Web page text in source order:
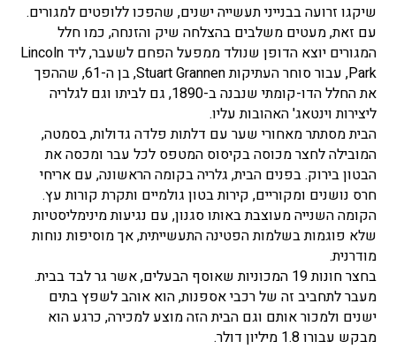
שיקגו זרועה בבנייני תעשייה ישנים, שהפכו ללופטים למגורים.
עם זאת, מעטים משלבים בהצלחה שיק והזנחה, כמו חלל
המגורים יוצא הדופן שנולד ממפעל הפחם לשעבר, ליד Lincoln
Park, עבור סוחר העתיקות Stuart Grannen, בן ה-61, שההפך
את החלל הדו-קומתי שנבנה ב-1890, גם לביתו וגם לגלריה
ליצירות וינטאג' האהובות עליו.
הבית מסתתר מאחורי שער עם דלתות פלדה גדולות, בסמטה,
המובילה לחצר מכוסה בקיסוס המטפס לכל עבר ומכסה את
הבטון בירוק. בפנים הבית, גלריה בקומה הראשונה, עם אריחי
חרס נושנים ומקוריים, קירות בטון גולמיים ותקרת קורות עץ.
הקומה השנייה מעוצבת באותו סגנון, עם נגיעות מינימליסטיות
שלא פוגמות בשלמות הפטינה התעשייתית, אך מוסיפות נוחות
מודרנית.
בחצר חונות 19 המכוניות שאוסף הבעלים, אשר גר לבד בבית.
מעבר לתחביב זה של רכבי אספנות, הוא אוהב לשפץ בתים
ישנים ולמכור אותם וגם הבית הזה מוצע למכירה, כרגע הוא
מבקש עבורו 1.8 מיליון דולר.